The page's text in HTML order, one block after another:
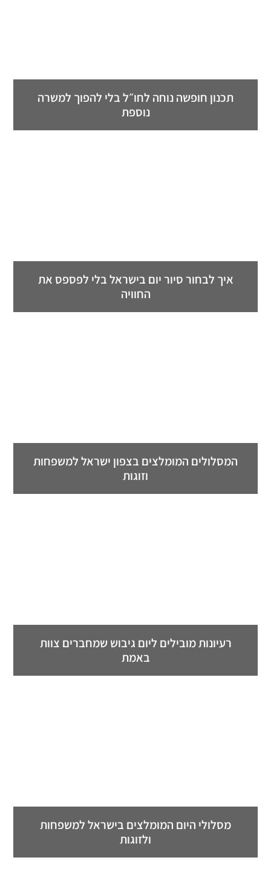
תכנון חופשה נוחה לחו״ל בלי להפוך למשרה
נוספת
איך לבחור סיור יום בישראל בלי לפספס את
החוויה
המסלולים המומלצים בצפון ישראל למשפחות
וזוגות
רעיונות מובילים ליום גיבוש שמחברים צוות
באמת
מסלולי היום המומלצים בישראל למשפחות
ולזוגות